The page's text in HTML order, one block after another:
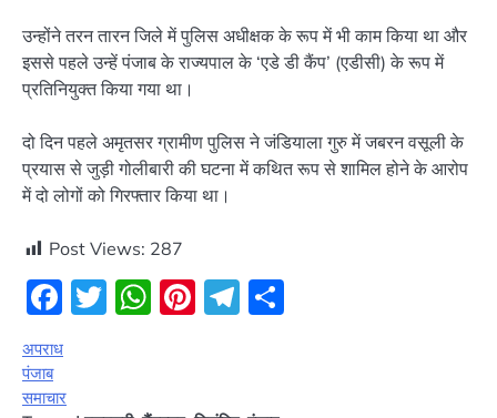
उन्होंने तरन तारन जिले में पुलिस अधीक्षक के रूप में भी काम किया था और
इससे पहले उन्हें पंजाब के राज्यपाल के ‘एडे डी कैंप’ (एडीसी) के रूप में
प्रतिनियुक्त किया गया था।
दो दिन पहले अमृतसर ग्रामीण पुलिस ने जंडियाला गुरु में जबरन वसूली के
प्रयास से जुड़ी गोलीबारी की घटना में कथित रूप से शामिल होने के आरोप
में दो लोगों को गिरफ्तार किया था।
Post Views: 287
Facebook
Twitter
WhatsApp
Pinterest
Telegram
अपराध
पंजाब
समाचार